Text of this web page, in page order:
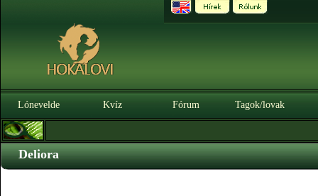
Lónevelde Kvíz Fórum Tagok/lovak
Deliora